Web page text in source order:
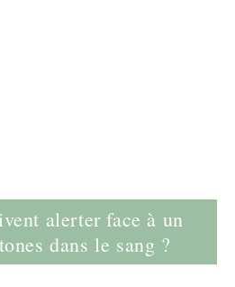
alerter face à un
dans le sang ?